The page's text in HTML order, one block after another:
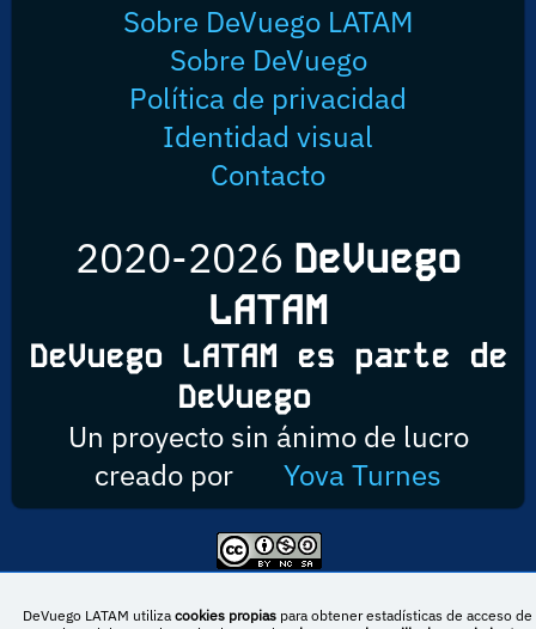
Sobre DeVuego LATAM
Sobre DeVuego
Política de privacidad
Identidad visual
Contacto
2020-2026 DeVuego
LATAM
DeVuego LATAM es parte de
DeVuego
Un proyecto sin ánimo de lucro
creado por
Yova Turnes
Esta obra está bajo una licencia de Creative Commons Reconocimiento-
DeVuego LATAM utiliza cookies propiaspara obtener estadísticas de acceso de